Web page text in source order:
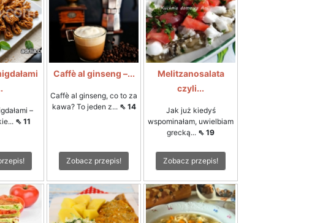
–
⇖ 11
Caffè al ginseng –...
Caffè al ginseng, co to za
kawa? To jeden z... ⇖ 14
Zobacz przepis!
Melitzanosalata
czyli...
Jak już kiedyś
wspominałam, uwielbiam
grecką... ⇖ 19
Zobacz przepis!